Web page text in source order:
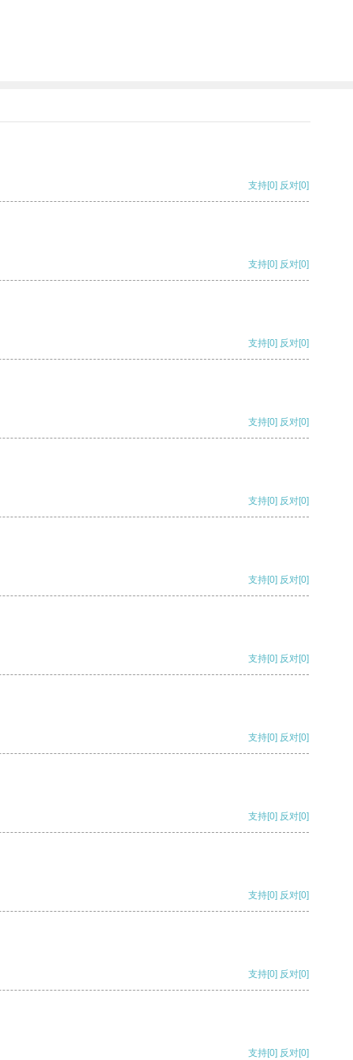
支持[0] 反对[0]
支持[0] 反对[0]
支持[0] 反对[0]
支持[0] 反对[0]
支持[0] 反对[0]
支持[0] 反对[0]
支持[0] 反对[0]
支持[0] 反对[0]
支持[0] 反对[0]
支持[0] 反对[0]
支持[0] 反对[0]
支持[0] 反对[0]